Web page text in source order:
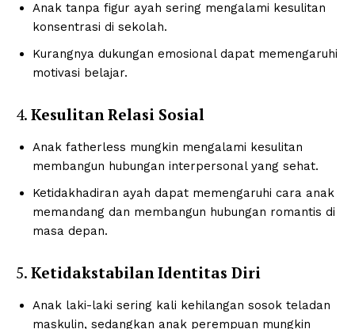
Anak tanpa figur ayah sering mengalami kesulitan
konsentrasi di sekolah.
Kurangnya dukungan emosional dapat memengaruhi
motivasi belajar.
4. Kesulitan Relasi Sosial
Anak fatherless mungkin mengalami kesulitan
membangun hubungan interpersonal yang sehat.
Ketidakhadiran ayah dapat memengaruhi cara anak
memandang dan membangun hubungan romantis di
masa depan.
5. Ketidakstabilan Identitas Diri
Anak laki-laki sering kali kehilangan sosok teladan
maskulin, sedangkan anak perempuan mungkin